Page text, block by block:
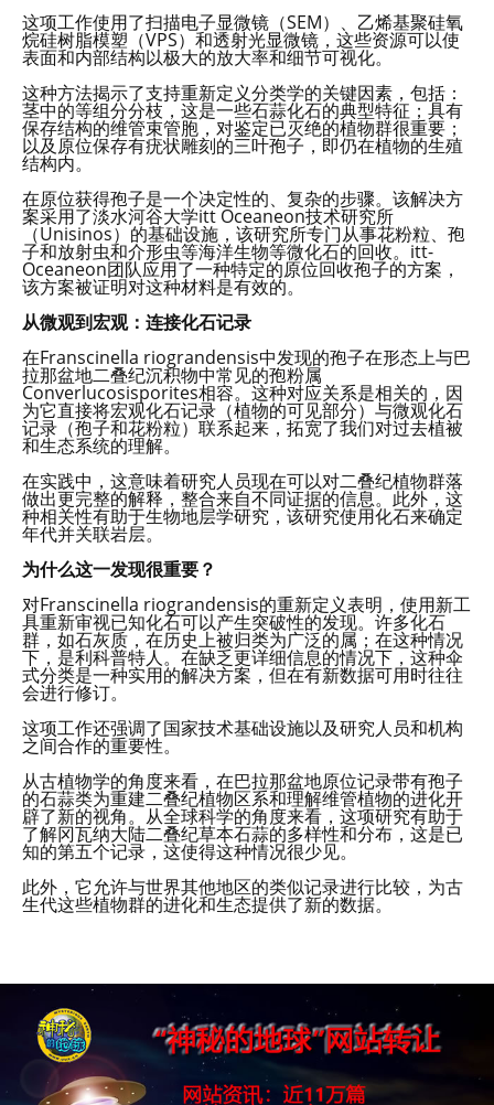
这项工作使用了扫描电子显微镜（SEM）、乙烯基聚硅氧
烷硅树脂模塑（VPS）和透射光显微镜，这些资源可以使
表面和内部结构以极大的放大率和细节可视化。
这种方法揭示了支持重新定义分类学的关键因素，包括：
茎中的等组分分枝，这是一些石蒜化石的典型特征；具有
保存结构的维管束管胞，对鉴定已灭绝的植物群很重要；
以及原位保存有疣状雕刻的三叶孢子，即仍在植物的生殖
结构内。
在原位获得孢子是一个决定性的、复杂的步骤。该解决方
案采用了淡水河谷大学itt Oceaneon技术研究所
（Unisinos）的基础设施，该研究所专门从事花粉粒、孢
子和放射虫和介形虫等海洋生物等微化石的回收。itt-
Oceaneon团队应用了一种特定的原位回收孢子的方案，
该方案被证明对这种材料是有效的。
从微观到宏观：连接化石记录
在Franscinella riograndensis中发现的孢子在形态上与巴
拉那盆地二叠纪沉积物中常见的孢粉属
Converlucosisporites相容。这种对应关系是相关的，因
为它直接将宏观化石记录（植物的可见部分）与微观化石
记录（孢子和花粉粒）联系起来，拓宽了我们对过去植被
和生态系统的理解。
在实践中，这意味着研究人员现在可以对二叠纪植物群落
做出更完整的解释，整合来自不同证据的信息。此外，这
种相关性有助于生物地层学研究，该研究使用化石来确定
年代并关联岩层。
为什么这一发现很重要？
对Franscinella riograndensis的重新定义表明，使用新工
具重新审视已知化石可以产生突破性的发现。许多化石
群，如石灰质，在历史上被归类为广泛的属；在这种情况
下，是利科普特人。在缺乏更详细信息的情况下，这种伞
式分类是一种实用的解决方案，但在有新数据可用时往往
会进行修订。
这项工作还强调了国家技术基础设施以及研究人员和机构
之间合作的重要性。
从古植物学的角度来看，在巴拉那盆地原位记录带有孢子
的石蒜类为重建二叠纪植物区系和理解维管植物的进化开
辟了新的视角。从全球科学的角度来看，这项研究有助于
了解冈瓦纳大陆二叠纪草本石蒜的多样性和分布，这是已
知的第五个记录，这使得这种情况很少见。
此外，它允许与世界其他地区的类似记录进行比较，为古
生代这些植物群的进化和生态提供了新的数据。